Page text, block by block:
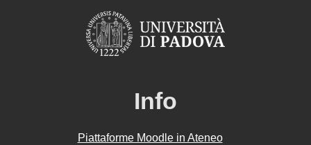
Info
Piattaforme Moodle in Ateneo